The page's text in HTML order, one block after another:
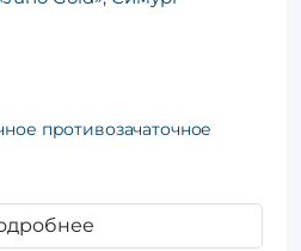
противозачаточное